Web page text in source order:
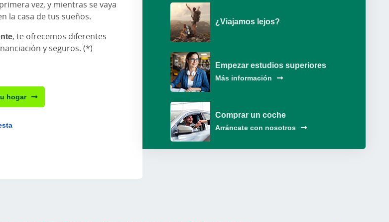
vez, y mientras se vaya
la casa de tus sueños.
, te ofrecemos diferentes
y seguros. (*)
hogar
¿Viajamos lejos?
Empezar estudios superiores
Más información
Comprar un coche
Arráncate con nosotros